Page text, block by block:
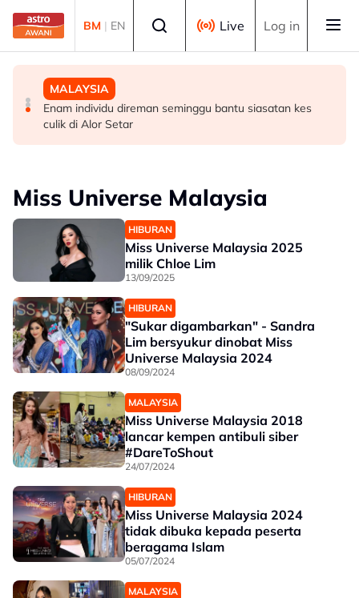
Skip to main content
BM | EN Live Log in
SUKAN
Hakim Danish kekal bersama MSi Racing Team musim
depan
MALAYSIA
Pulau Pinang henti pelaksanaan ANPR serta-merta,
semak semula perincian - Chow
MALAYSIA
Enam individu direman seminggu bantu siasatan kes
culik di Alor Setar
Miss Universe Malaysia
HIBURAN
Miss Universe Malaysia 2025
milik Chloe Lim
13/09/2025
HIBURAN
"Sukar digambarkan" - Sandra
Lim bersyukur dinobat Miss
Universe Malaysia 2024
08/09/2024
MALAYSIA
Miss Universe Malaysia 2018
lancar kempen antibuli siber
#DareToShout
24/07/2024
HIBURAN
Miss Universe Malaysia 2024
tidak dibuka kepada peserta
beragama Islam
05/07/2024
MALAYSIA